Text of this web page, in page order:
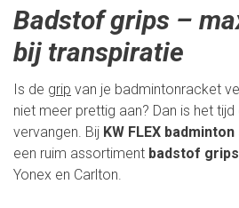
Badstof grips –
bij transpiratie
Is de grip van je badmintonracket
niet meer prettig aan? Dan is het
vervangen. Bij KW FLEX
een ruim assortiment badstof grips
Yonex en Carlton.